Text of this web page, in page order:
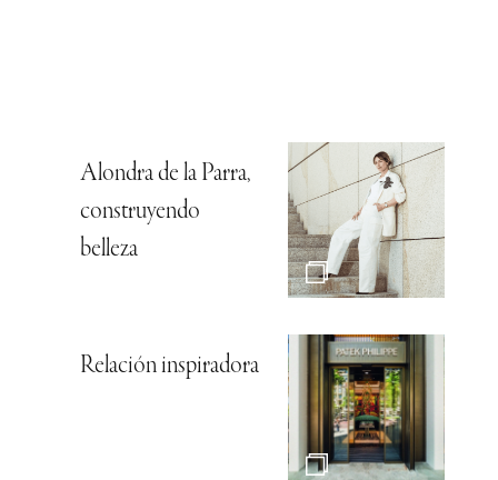
Alondra de la Parra,
construyendo
belleza
Relación inspiradora